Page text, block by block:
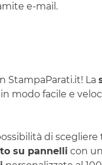
e-mail.
StampaParati.it! La
modo facile e
di
su pannelli con